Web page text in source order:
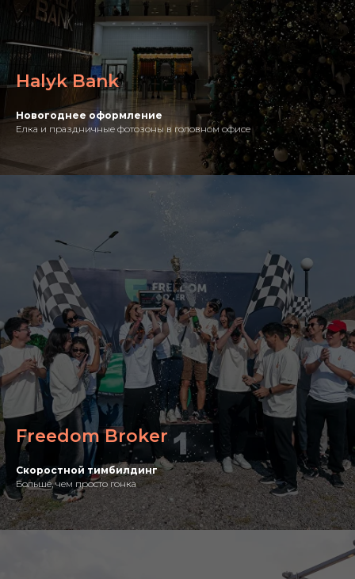
Halyk Bank
Новогоднее оформление
Елка и праздничные фотозоны в головном офисе
Freedom Broker
Скоростной тимбилдинг
Больше, чем просто гонка